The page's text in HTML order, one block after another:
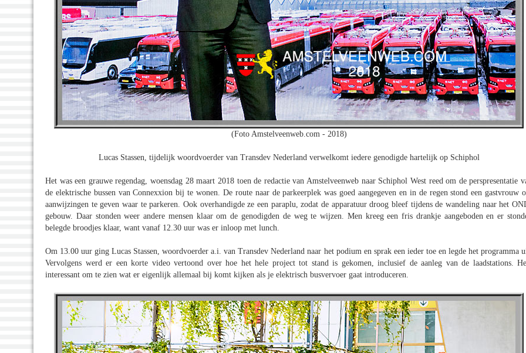
(Foto Amstelveenweb.com - 2018)
Lucas Stassen, tijdelijk woordvoerder van Transdev Nederland verwelkomt iedere genodigde hartelijk op Schiphol
Het was een grauwe regendag, woensdag 28 maart 2018 toen de redactie van Amstelveenweb naar Schiphol West reed om de perspresentatie
de elektrische bussen van Connexxion bij te wonen. De route naar de parkeerplek was goed aangegeven en in de regen stond een gastvrouw
aanwijzingen te geven waar te parkeren. Ook overhandigde ze een paraplu, zodat de apparatuur droog bleef tijdens de wandeling naar het
gebouw. Daar stonden weer andere mensen klaar om de genodigden de weg te wijzen. Men kreeg een fris drankje aangeboden en er
belegde broodjes klaar, want vanaf 12.30 uur was er inloop met lunch.
Om 13.00 uur ging Lucas Stassen, woordvoerder a.i. van Transdev Nederland naar het podium en sprak een ieder toe en legde het programma
Vervolgens werd er een korte video vertoond over hoe het hele project tot stand is gekomen, inclusief de aanleg van de laadstations.
interessant om te zien wat er eigenlijk allemaal bij komt kijken als je elektrisch busvervoer gaat introduceren.